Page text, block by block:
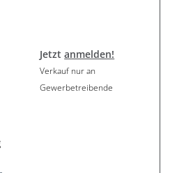
Jetztanmelden!
Verkauf nur an
Gewerbetreibende